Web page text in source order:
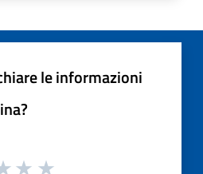
le informazioni